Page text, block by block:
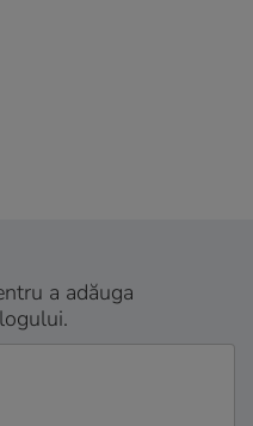
a adăuga